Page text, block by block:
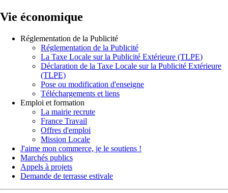
Vie économique
Réglementation de la Publicité
Réglementation de la Publicité
La Taxe Locale sur la Publicité Extérieure (TLPE)
Déclaration de la Taxe Locale sur la Publicité Extérieure
(TLPE)
Pose ou modification d'enseigne
Téléchargements et liens
Emploi et formation
La mairie recrute
France Travail
Offres d'emploi
Mission Locale
J'aime mon commerce, je le soutiens !
Marchés publics
Appels à projets
Demande de terrasse estivale